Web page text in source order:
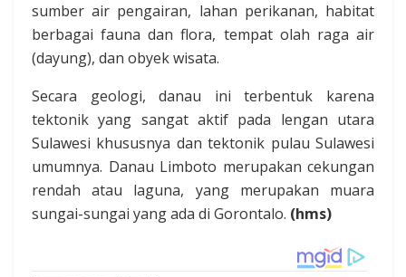
sumber air pengairan, lahan perikanan, habitat
berbagai fauna dan flora, tempat olah raga air
(dayung), dan obyek wisata.
Secara geologi, danau ini terbentuk karena
tektonik yang sangat aktif pada lengan utara
Sulawesi khususnya dan tektonik pulau Sulawesi
umumnya. Danau Limboto merupakan cekungan
rendah atau laguna, yang merupakan muara
sungai-sungai yang ada di Gorontalo. (hms)